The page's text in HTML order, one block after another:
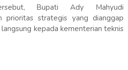
Bupati Ady Mahyudi
prioritas strategis yang dianggap
kepada kementerian teknis